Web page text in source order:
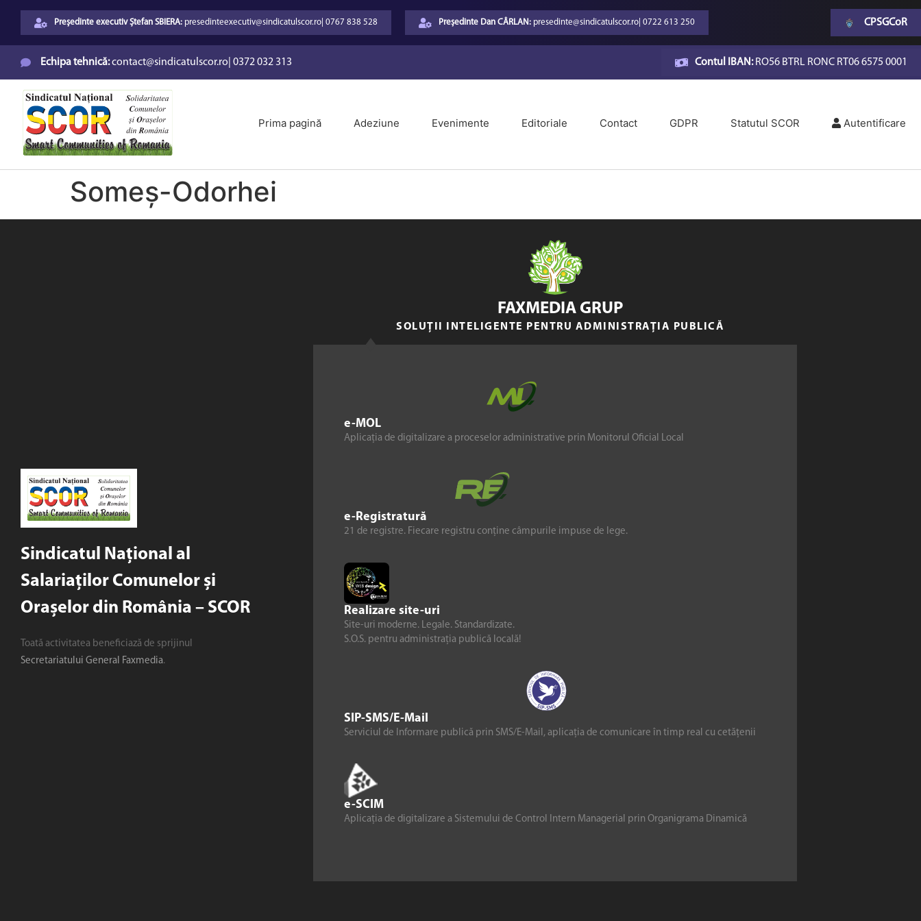
Președinte executiv Ștefan SBIERA:presedinteexecutiv@sindicatulscor.ro| 0767 838 528 Președinte Dan CÂRLAN:presedinte@sindicatulscor.ro| 0722 613 250 CPSGCoR
Echipa tehnică:contact@sindicatulscor.ro 0372 032 313 Contul IBAN:RO56 BTRL RONC RT06 6575 0001
Prima pagină Adeziune Evenimente Editoriale Contact GDPR Statutul SCOR Autentificare
Someș-Odorhei
Sindicatul Național al
Salariaților Comunelor și
Orașelor din România – SCOR
Toată activitatea beneficiază de sprijinul
Secretariatului General Faxmedia.
e-MOL
Aplicația de digitalizare a proceselor administrative prin Monitorul Oficial Local
e-Registratură
21 de registre. Fiecare registru conține câmpurile impuse de lege.
Realizare site-uri
Site-uri moderne. Legale. Standardizate.
S.O.S. pentru administrația publică locală!
SIP-SMS/E-Mail
Serviciul de Informare publică prin SMS/E-Mail, aplicația de comunicare în timp real cu cetățenii
e-SCIM
Aplicația de digitalizare a Sistemului de Control Intern Managerial prin Organigrama Dinamică
FAXMEDIA GRUP
SOLUȚII INTELIGENTE PENTRU ADMINISTRAȚIA PUBLICĂ